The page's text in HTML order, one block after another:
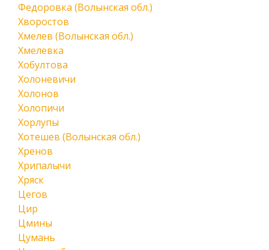
Федоровка (Волынская обл.)
Хворостов
Хмелев (Волынская обл.)
Хмелевка
Хобултова
Холоневичи
Холонов
Холопичи
Хорлупы
Хотешев (Волынская обл.)
Хренов
Хрипалычи
Хряск
Цегов
Цир
Цмины
Цумань